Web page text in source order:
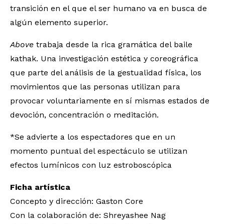
transición en el que el ser humano va en busca de
algún elemento superior.
Above trabaja desde la rica gramática del baile
kathak. Una investigación estética y coreográfica
que parte del análisis de la gestualidad física, los
movimientos que las personas utilizan para
provocar voluntariamente en sí mismas estados de
devoción, concentración o meditación.
*Se advierte a los espectadores que en un
momento puntual del espectáculo se utilizan
efectos lumínicos con luz estroboscópica
Ficha artística
Concepto y dirección: Gaston Core
Con la colaboración de: Shreyashee Nag